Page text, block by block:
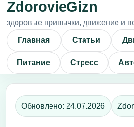
ZdorovieGizn
здоровые привычки, движение и
Главная Статьи
Питание Стресс
Обновлено: 24.07.2026